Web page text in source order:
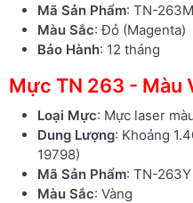
Mã Sản Phẩm: TN-263M
Màu Sắc: Đỏ (Magenta)
Bảo Hành: 12 tháng
Mực TN 263 - Màu
Loại Mực: Mực laser
Dung Lượng: Khoảng
19798)
Mã Sản Phẩm: TN-263Y
Màu Sắc: Vàng